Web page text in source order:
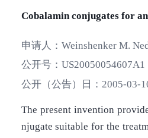
Cobalamin conjugates for
申请人： Weinshenker M.
公开号： US20050054607A1
公开（公告）日： 2005-03-
The present invention
njugate suitable for the